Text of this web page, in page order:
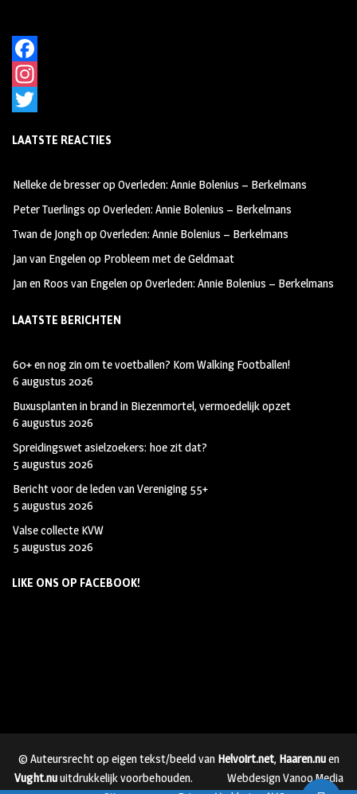
F
a
kr
a
e
r
LAATSTE REACTIES
Nelleke de bresseropOverleden: Annie Bolenius – Berkelmans
Peter Tuerlings opOverleden: Annie Bolenius – Berkelmans
Twan de JonghopOverleden: Annie Bolenius – Berkelmans
Jan van Engelenop Probleem met de Geldmaat
Jan en Roos van EngelenopOverleden: Annie Bolenius – Berkelmans
LAATSTE BERICHTEN
60+ en nog zin om te voetballen? Kom Walking Footballen!
6 augustus 2026
Buxusplanten in brand in Biezenmortel, vermoedelijk opzet
6 augustus 2026
Spreidingswet asielzoekers: hoe zit dat?
5 augustus 2026
Bericht voor de leden van Vereniging 55+
5 augustus 2026
Valse collecte KVW
5 augustus 2026
LIKE ONS OP FACEBOOK!
© Auteursrecht op eigen tekst/beeld van Helvoirt.net, Haaren.nuen
Vught.nuuitdrukkelijk voorbehouden.
Webdesign Vanoo Media